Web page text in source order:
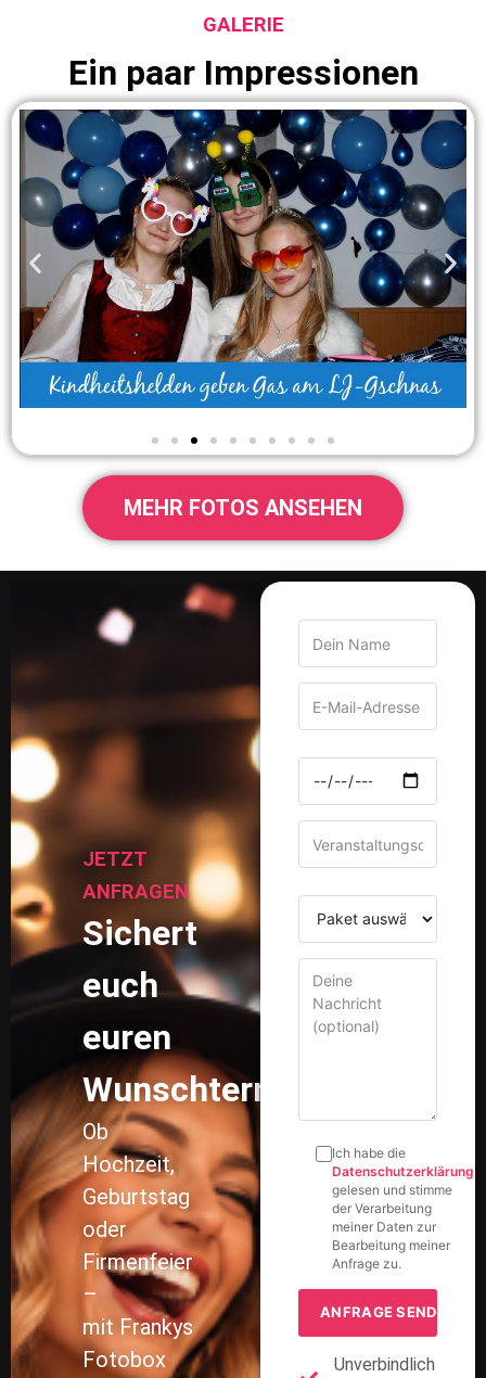
GALERIE
Ein paar Impressionen
MEHR FOTOS ANSEHEN
JETZT
ANFRAGEN
Sichert
euch
euren
Wunschtermin!
Ob
Hochzeit,
Geburtstag
oder
Firmenfeier
–
mit Frankys
Fotobox
Ich habe die
Datenschutzerklärung
gelesen und stimme
der Verarbeitung
meiner Daten zur
Bearbeitung meiner
Anfrage zu.
Unverbindlich